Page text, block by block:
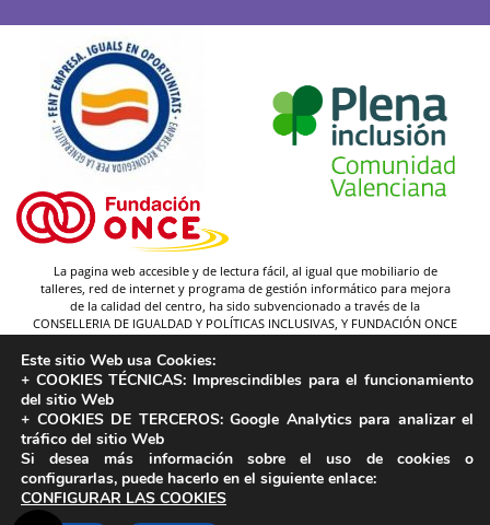
La pagina web accesible y de lectura fácil, al igual que mobiliario de
talleres, red de internet y programa de gestión informático para mejora
de la calidad del centro, ha sido subvencionado a través de la
CONSELLERIA DE IGUALDAD Y POLÍTICAS INCLUSIVAS, Y FUNDACIÓN ONCE
Autor pictogramas:Sergio Palao
Licencia: CC (BY-NC-SA)
Propiedad:
Este sitio Web usa Cookies:
+ COOKIES TÉCNICAS: Imprescindibles para el funcionamiento
del sitio Web
+ COOKIES DE TERCEROS:Google Analytics para analizar el
tráfico del sitio Web
Si desea más información sobre el uso de cookies o
configurarlas, puede hacerlo en el siguiente enlace:
CONFIGURAR LAS COOKIES